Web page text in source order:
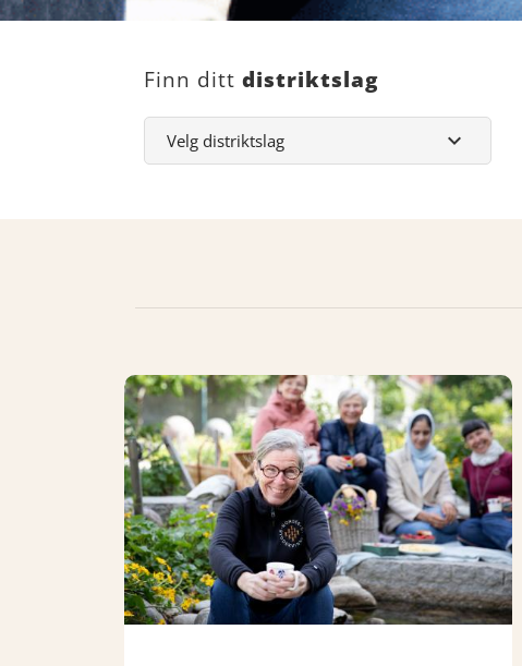
Finn ditt distriktslag